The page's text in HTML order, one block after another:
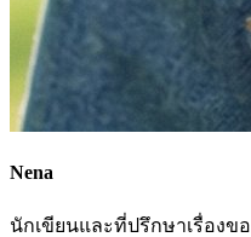
Nena
นักเขียนและที่ปรึกษาเรื่องข